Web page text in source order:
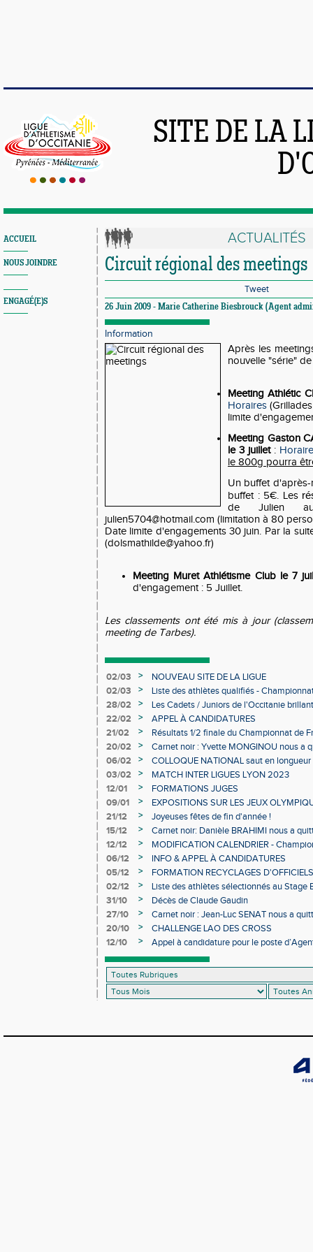
SITE DE LA
ACCUEIL
NOUS JOINDRE
ENGAGÉ(E)S
ACTUALITÉS
Circuit régional des meetings
Tweet
26 Juin 2009 - Marie Catherine Biesbrouck (Agent
Information
Après les
nouvelle "série"
Meeting Athlétic
Horaires
limite
Meeting Gaston
le 3 juillet:
le 800g pourra
Un buffet
buffet : 5€. Les
de Julien au
julien5704@hotmail.com (limitation à 80
Date limite d'engagements 30 juin. Par la
(dolsmathilde@yahoo.fr)
Meeting Muret Athlétisme Club le 7
d'engagement : 5 Juillet.
Les classements ont été mis à jour
meeting de Tarbes).
02/03 >
NOUVEAU SITE DE LA LIGUE
02/03
>
Liste des athlètes qualifiés -
Individuels en salle
28/02 >
Les Cadets / Juniors de l'Occitanie
22/02
>
APPEL À CANDIDATURES
21/02
>
Résultats 1/2 finale du Championnat de
20/02
>
Carnet noir : Yvette MONGINOU nous a
06/02
>
COLLOQUE NATIONAL saut en
03/02
>
MATCH INTER LIGUES LYON 2023
12/01
>
FORMATIONS JUGES
09/01
>
EXPOSITIONS SUR LES JEUX
21/12
>
Joyeuses fêtes de fin d'année !
15/12
>
Carnet noir: Danièle BRAHIMI nous a
12/12
>
MODIFICATION CALENDRIER -
06/12
>
INFO & APPEL À CANDIDATURES
05/12
>
FORMATION RECYCLAGES D'OFFICIELS
02/12
>
Liste des athlètes sélectionnés au Stage
31/10
>
Décès de Claude Gaudin
27/10
>
Carnet noir : Jean-Luc SENAT nous a
20/10
>
CHALLENGE LAO DES CROSS
12/10
>
Appel à candidature pour le poste